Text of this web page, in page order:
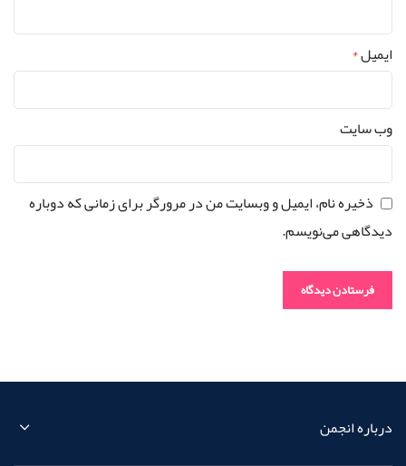
ایمیل*
وب‌ سایت
ذخیره نام، ایمیل و وبسایت من در مرورگر برای زمانی که دوباره
دیدگاهی می‌نویسم.
درباره انجمن